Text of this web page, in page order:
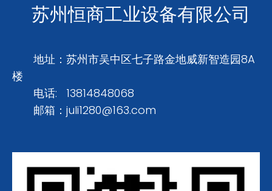
苏州恒商工业设备有限公司
地址：苏州市吴中区七子路金地威新智造园8A
楼
电话: 13814848068
邮箱： juli1280@163.com